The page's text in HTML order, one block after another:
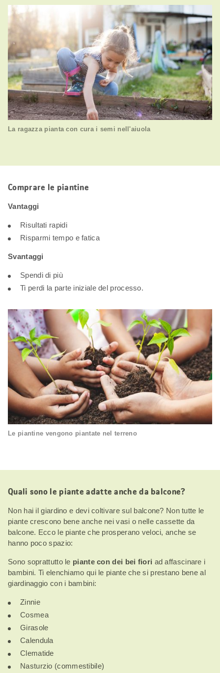
La ragazza pianta con cura i semi nell'aiuola
Comprare le piantine
Le piantine vengono piantate nel terreno
Vantaggi
Risultati rapidi
Risparmi tempo e fatica
Svantaggi
Spendi di più
Ti perdi la parte iniziale del processo.
Quali sono le piante adatte anche da balcone?
Non hai il giardino e devi coltivare sul balcone? Non tutte le
piante crescono bene anche nei vasi o nelle cassette da
balcone. Ecco le piante che prosperano veloci, anche se
hanno poco spazio:
Sono soprattutto le piante con dei bei fiori ad affascinare i
bambini. Ti elenchiamo qui le piante che si prestano bene al
giardinaggio con i bambini:
Zinnie
Cosmea
Girasole
Calendula
Clematide
Nasturzio (commestibile)